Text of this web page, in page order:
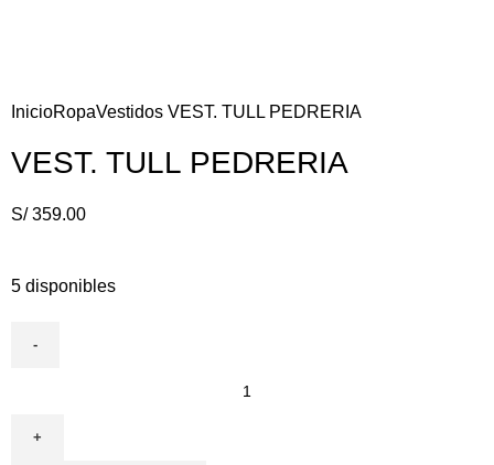
InicioRopaVestidos VEST. TULL PEDRERIA
VEST. TULL PEDRERIA
S/359.00
5 disponibles